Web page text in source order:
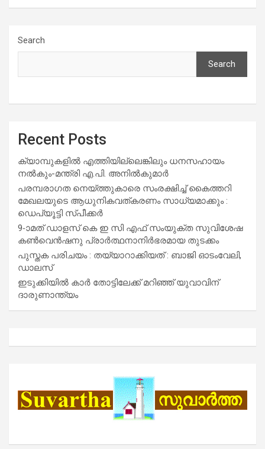
Search
Search
Recent Posts
ക്യാമ്പുകളിൽ എത്തിയില്ലെങ്കിലും ധനസഹായം
നൽകും-മന്ത്രി എ.പി. അനിൽകുമാർ
പരമ്പരാഗത നെയ്ത്തുകാരെ സംരക്ഷിച്ച് കൈത്തറി
മേഖലയുടെ ആധുനികവത്കരണം സാധ്യമാക്കും :
ഡെപ്യൂട്ടി സ്പീക്കർ
9-ാമത് ഡാളസ് കെ ഇ സി എഫ് സംയുക്ത സുവിശേഷ
കൺവെൻഷനു പ്രാർത്ഥനാനിർഭരമായ തുടക്കം
പുസ്തക പരിചയം : തയ്യാറാക്കിയത് : ബാജി ഓടംവേലി,
ഡാലസ്
ഇടുക്കിയിൽ കാർ തോട്ടിലേക്ക് മറിഞ്ഞ് യുവാവിന്
ദാരുണാന്ത്യം